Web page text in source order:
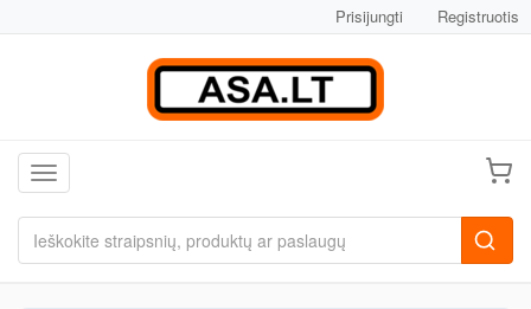
Prisijungti Registruotis
Toggle navigation